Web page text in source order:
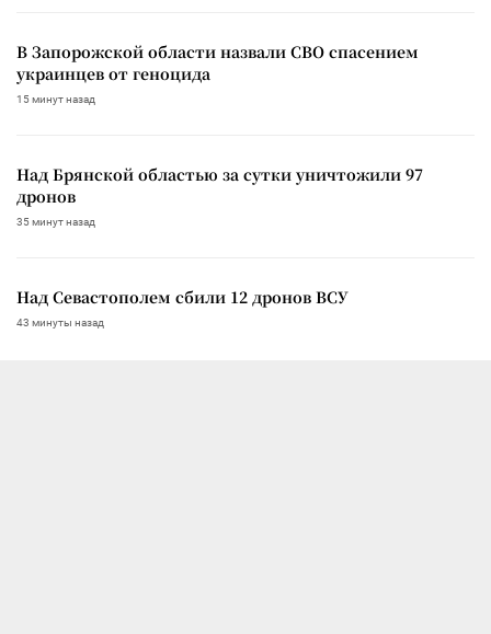
В Запорожской области назвали СВО спасением
украинцев от геноцида
15 минут назад
Над Брянской областью за сутки уничтожили 97
дронов
35 минут назад
Над Севастополем сбили 12 дронов ВСУ
43 минуты назад